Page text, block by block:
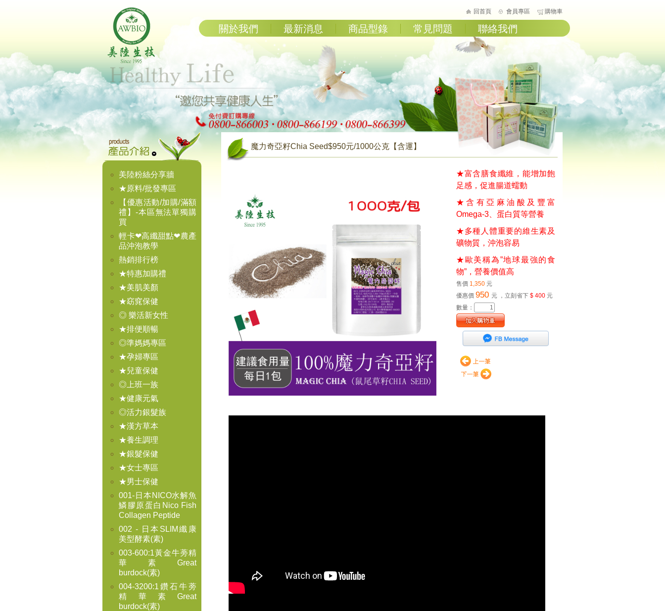
回首頁 會員專區 購物車
關於我們 最新消息 商品型錄 常見問題 聯絡我們
魔力奇亞籽Chia Seed$950元/1000公克【含運】
★富含膳食纖維，能增加飽
足感，促進腸道蠕動
★含有亞麻油酸及豐富
Omega-3、蛋白質等營養
★多種人體重要的維生素及
礦物質，沖泡容易
★歐美稱為”地球最強的食
物”，營養價值高
售價 1,350 元
優惠價 950 元 ，立刻省下 $ 400 元
數量：
美陸粉絲分享牆
★原料/批發專區
【優惠活動/加購/滿額
禮】-本區無法單獨購
買
輕卡❤高纖甜點❤農產
品沖泡教學
熱銷排行榜
★特惠加購禮
★美肌美顏
★窈窕保健
◎ 樂活新女性
★排便順暢
◎準媽媽專區
★孕婦專區
★兒童保健
◎上班一族
★健康元氣
◎活力銀髮族
★漢方草本
★養生調理
★銀髮保健
★女士專區
★男士保健
001-日本NICO水解魚
鱗膠原蛋白Nico Fish
Collagen Peptide
002 - 日本SLIM纖康
美型酵素(素)
003-600:1黃金牛蒡精
華素Great
burdock(素)
004-3200:1鑽石牛蒡
精華素Great
burdock(素)